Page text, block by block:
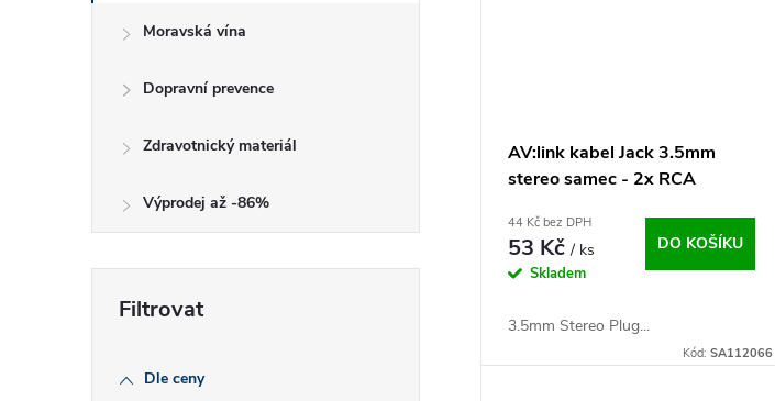
Moravská vína
Dopravní prevence
Zdravotnický materiál
Výprodej až -86%
Dle ceny
AV:link kabel Jack 3.5mm
stereo samec - 2x RCA
44 Kč bez DPH
53 Kč/ ks
Skladem
DO KOŠÍKU
3.5mm Stereo Plug...
Kód:SA112066